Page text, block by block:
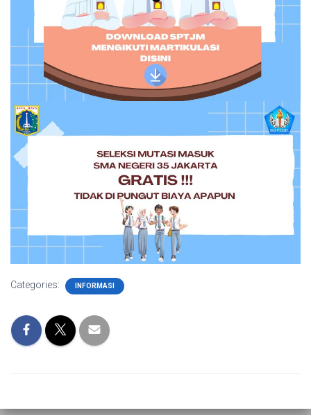
Categories: INFORMASI